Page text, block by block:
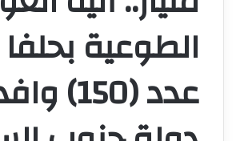
الطوعية
عدد